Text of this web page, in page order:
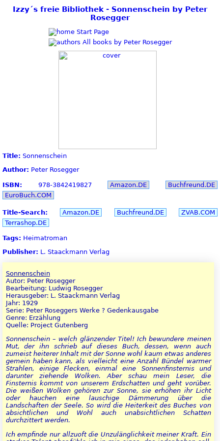
Izzy´s freie Bibliothek - Sonnenschein by Peter
Rosegger
Start Page
All books by Peter Rosegger
Title: Sonnenschein
Author: Peter Rosegger
ISBN: 978-3842419827 Amazon.DE
Buchfreund.DE
EuroBuch.COM
Title-Search: Amazon.DE Buchfreund.DE
ZVAB.COM
Terrashop.DE
Tags: Heimatroman
Publisher: L. Staackmann Verlag
Sonnenschein
Autor: Peter Rosegger
Bearbeitung: Ludwig Rosegger
Herausgeber: L. Staackmann Verlag
Jahr: 1929
Serie: Peter Roseggers Werke ? Gedenkausgabe
Genre: Erzählung
Quelle: Project Gutenberg
Sonnenschein – welch glänzender Titel! Ich bewundere meinen
Mut, der ihn schrieb auf dieses Buch, dessen, wenn auch
zumeist heiterer Inhalt mit der Sonne wohl kaum etwas anderes
gemein haben kann, als vielleicht eine Anzahl Bündel warmer
Strahlen, einige Flecken, einmal eine Sonnenfinsternis und
darunter ziehende Wolken. Aber schau mein Leser, die
Finsternis kommt von unserem Erdschatten und geht vorüber.
Die weißen Wolken gehören zur Sonne, sie erhöhen ihr Licht
oder hauchen eine lauschige Dämmerung über die
Landschaften der Seele. So wird die Heiterkeit des Buches von
absichtlichen und Wohl auch unabsichtlichen Schatten
durchzittert werden.
Ich empfinde nur allzuoft die Unzulänglichkeit meiner Kraft. Ein